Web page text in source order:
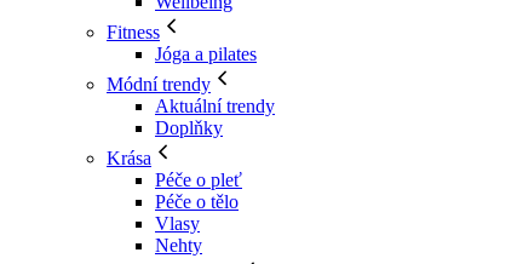
Fitness
Jóga a pilates
Módní trendy
Aktuální trendy
Doplňky
Krása
Péče o pleť
Péče o tělo
Vlasy
Nehty